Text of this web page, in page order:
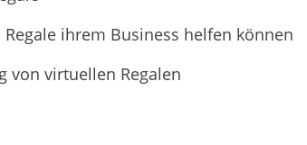
ihrem Business helfen können
von virtuellen Regalen